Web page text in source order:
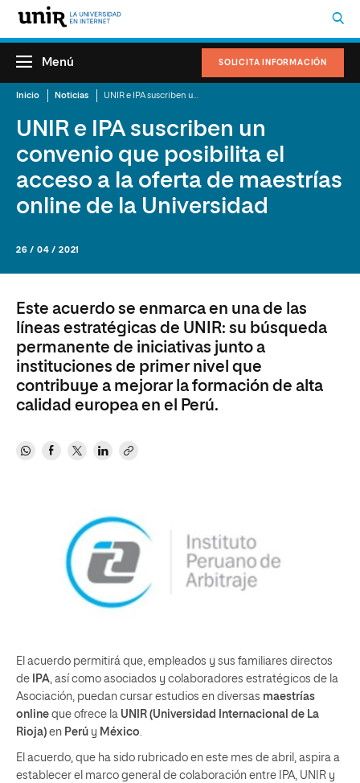
SOLICITA INFORMACIÓN
Menú
Inicio Noticias
UNIR e IPA suscriben un
convenio que posibilita el
acceso a la oferta de maestrías
online de la Universidad
26 / 04 / 2021
Este acuerdo se enmarca en una de las
líneas estratégicas de UNIR: su búsqueda
permanente de iniciativas junto a
instituciones de primer nivel que
contribuye a mejorar la formación de alta
calidad europea en el Perú.
El acuerdo permitirá que, empleados y sus familiares directos
de
IPA, así como asociados y colaboradores estratégicos de la
Asociación, puedan cursar estudios en diversas maestrías
online que ofrece la UNIR (Universidad Internacional de La
Rioja) en Perú y México.
El acuerdo, que ha sido rubricado en este mes de abril, aspira a
establecer el marco general de colaboración entre IPA, UNIR y